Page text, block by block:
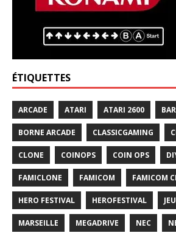
ÉTIQUETTES
ARCADE ATARI ATARI 2600
BORNE ARCADE CLASSICGAMING
CLONE COINOPS COIN OPS
FAMICLONE FAMICOM FAMICOM
HERO FESTIVAL HEROFESTIVAL
MARSEILLE MEGADRIVE NEC